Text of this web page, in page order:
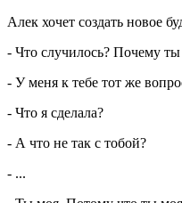
Алек хочет создать новое
- Что случилось? Почему ты
- У меня к тебе тот же
- Что я сделала?
- А что не так с тобой?
- ...